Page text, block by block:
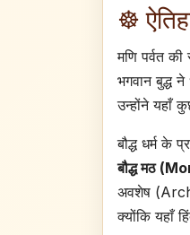
☸️
मणि पर्वत
भगवान बुद्ध
उन्होंने यहाँ
बौद्ध धर्म के
बौद्ध मठ
अवशेष
क्योंकि यहाँ